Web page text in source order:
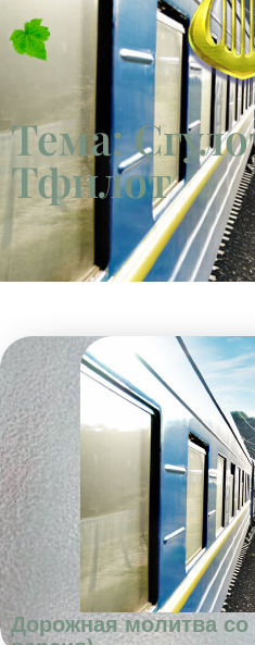
Тема:
Тфилот
Дорожная молитва со